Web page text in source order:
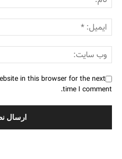
in this browser for the next
time I comment.